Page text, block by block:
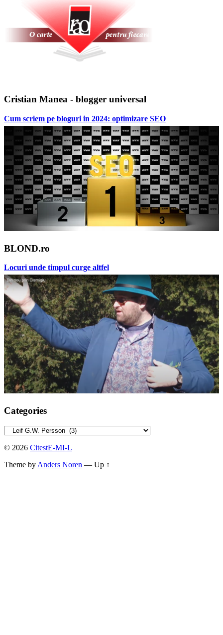
Cristian Manea - blogger universal
Cum scriem pe bloguri in 2024: optimizare SEO
BLOND.ro
Locuri unde timpul curge altfel
Categories
Categories
© 2026 CitestE-MI-L
Theme by Anders Noren — Up ↑